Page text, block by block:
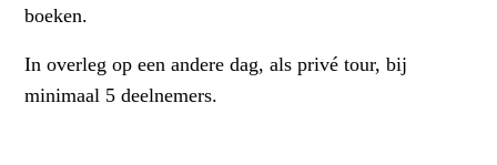
boeken.
In overleg op een andere dag, als privé tour, bij
minimaal 5 deelnemers.